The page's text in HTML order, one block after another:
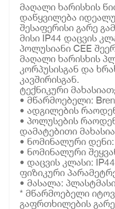
მაღალი ხარისხის
დაწყვილება
შესაფერისი გარე
მისი IP44 დაცვის
პოლუსიანი CEE
მაღალი ხარისხის
კორპუსისგან და
კავშირისგან.
ტექნიკური
• მწარმოებელი:
• ადგილების
• პოლუსების
დამატებითი
• ნომინალური დენი:
• ნომინალური
• დაცვის კლასი: IP44
ფიზიკური
• მასალა:
* მწარმოებელი
გაფრთხილების